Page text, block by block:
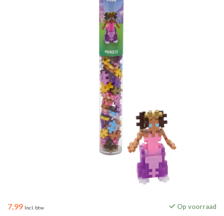
7,99 Incl. btw Op voorraad